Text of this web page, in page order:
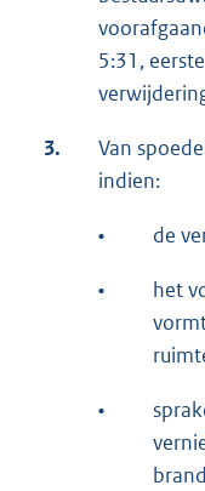
5:31,
3.
Van
indien:
• de
•
het
•